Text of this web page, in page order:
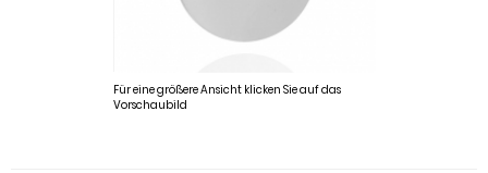
Für eine größere Ansicht klicken Sie auf das
Vorschaubild